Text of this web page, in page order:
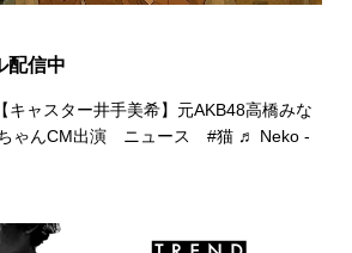
配信中
キャスター井手美希】元AKB48高橋みな
ゃんCM出演 ニュース #猫 ♬ Neko -